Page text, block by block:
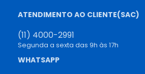
ATENDIMENTO AO CLIENTE(SAC)
(11) 4000-2991
Segunda a sexta das 9h às 17h
WHATSAPP